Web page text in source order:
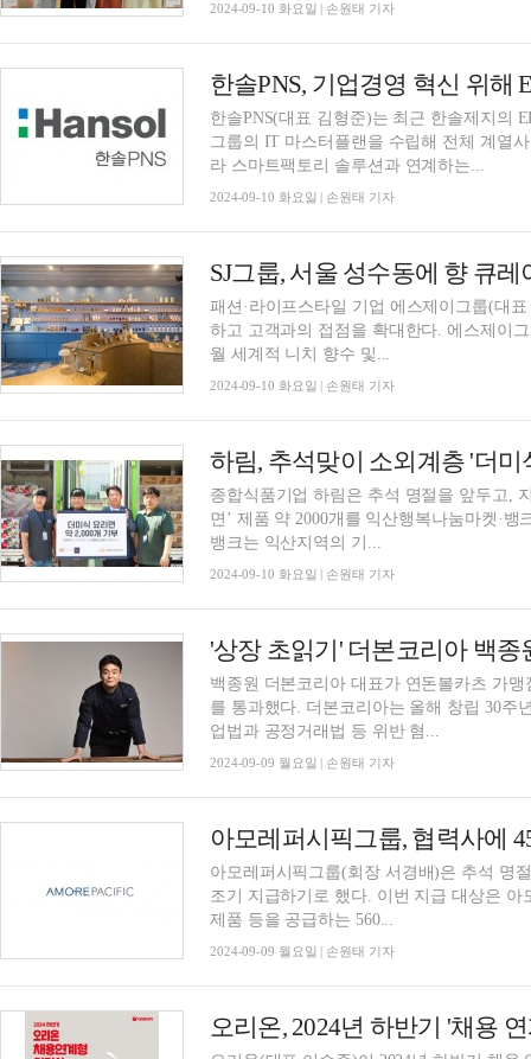
2024-09-10 화요일 | 손원태 기자
한솔PNS, 기업경영 혁신 위해
한솔PNS(대표 김형준)는 최근 한솔제지의
그룹의 IT 마스터플랜을 수립해 전체 계열
라 스마트팩토리 솔루션과 연계하는...
2024-09-10 화요일 | 손원태 기자
SJ그룹, 서울 성수동에 향 큐
패션·라이프스타일 기업 에스제이그룹(대
하고 고객과의 접점을 확대한다. 에스제이그룹의 코스메틱 자회사인 ‘에스제이뷰티’는 지난 6
월 세계적 니치 향수 및...
2024-09-10 화요일 | 손원태 기자
하림, 추석맞이 소외계층 '더
종합식품기업 하림은 추석 명절을 앞두고,
면’ 제품 약 2000개를 익산행복나눔마켓·뱅크에 기부
뱅크는 익산지역의 기...
2024-09-10 화요일 | 손원태 기자
'상장 초읽기' 더본코리아 백
백종원 더본코리아 대표가 연돈볼카츠 가
를 통과했다. 더본코리아는 올해 창립 30주
업법과 공정거래법 등 위반 혐...
2024-09-09 월요일 | 손원태 기자
아모레퍼시픽그룹, 협력사에
아모레퍼시픽그룹(회장 서경배)은 추석 명
조기 지급하기로 했다. 이번 지급 대상은 아모레퍼시픽그룹의 9개 계열사에 원부자재, 용기,
제품 등을 공급하는 560...
2024-09-09 월요일 | 손원태 기자
오리온, 2024년 하반기 '채용